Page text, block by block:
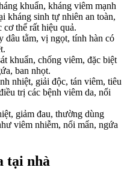
khuẩn, kháng viêm mạnh
kháng sinh tự nhiên an toàn,
thể rất hiệu quả.
dâu tằm, vị ngọt, tính hàn có
khuẩn, chống viêm, đặc biệt
ban nhọt.
nhiệt, giải độc, tán viêm, tiêu
trị các bệnh viêm da, nổi
giảm đau, thường dùng
viêm nhiễm, nổi mẩn, ngứa
tại nhà